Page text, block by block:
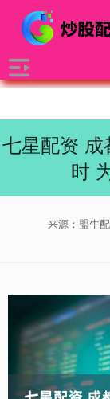
七星配资
时
来源：盟牛